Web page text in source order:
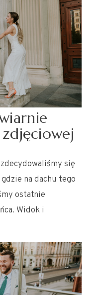
się
na dachu tego
ostatnie
Widok i